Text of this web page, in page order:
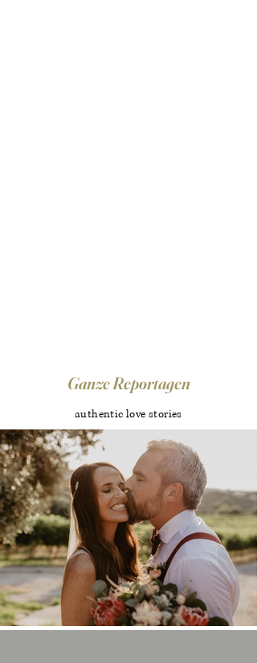
Ganze Reportagen
authentic love stories